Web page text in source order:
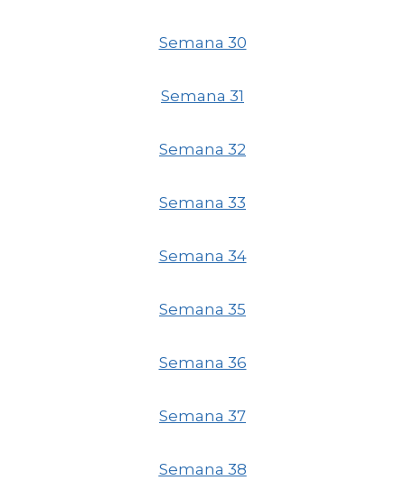
Semana 30
Semana 31
Semana 32
Semana 33
Semana 34
Semana 35
Semana 36
Semana 37
Semana 38